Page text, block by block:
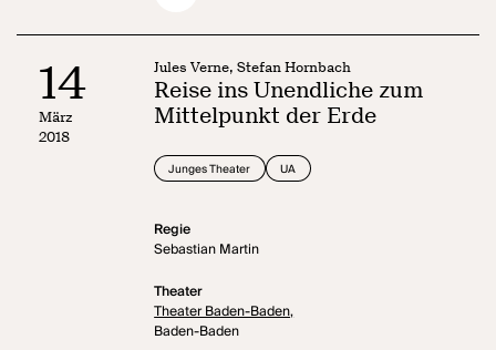
14
März
2018
Jules Verne, Stefan Hornbach
Reise ins Unendliche zum
Mittelpunkt der Erde
Junges Theater UA
Regie
Sebastian Martin
Theater
Theater Baden-Baden,
Baden-Baden